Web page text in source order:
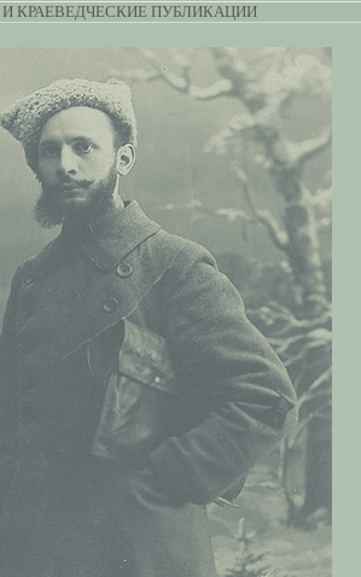
КРАЕВЕДЧЕСКИЕ ПУБЛИКАЦИИ